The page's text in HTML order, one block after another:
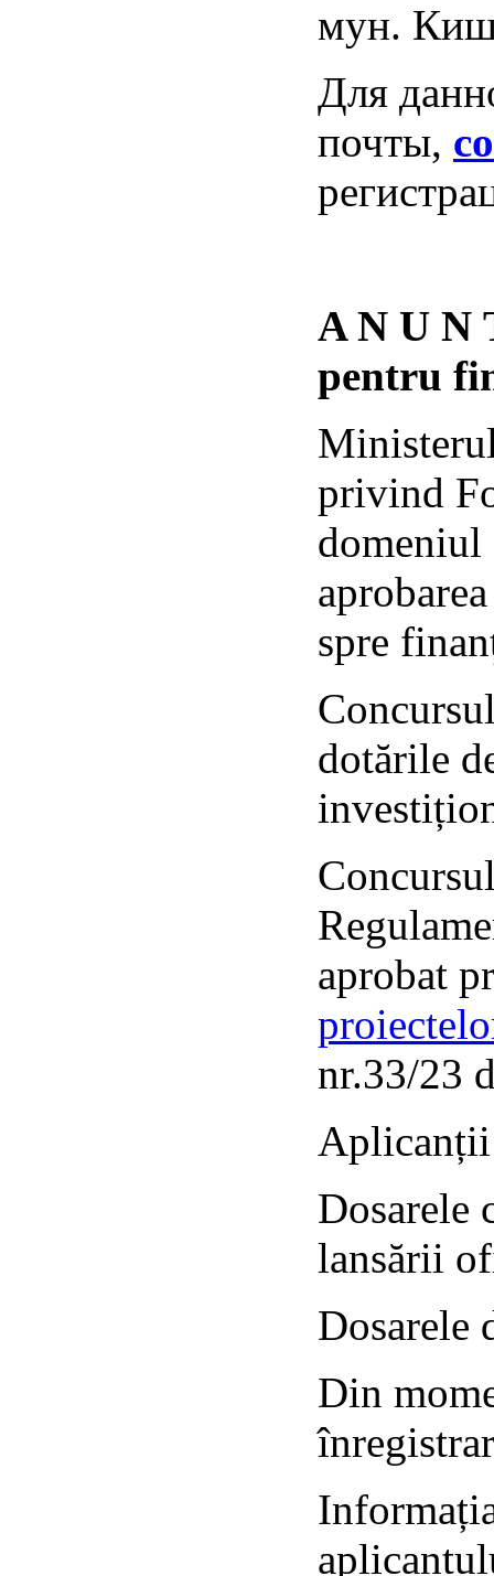
мун.
Для
почты,
A N U N
pentru
privind
domeniul
spre
dotările
aprobat
nr.33/23
Aplicanții
Dosarele
lansării
Dosarele
Din